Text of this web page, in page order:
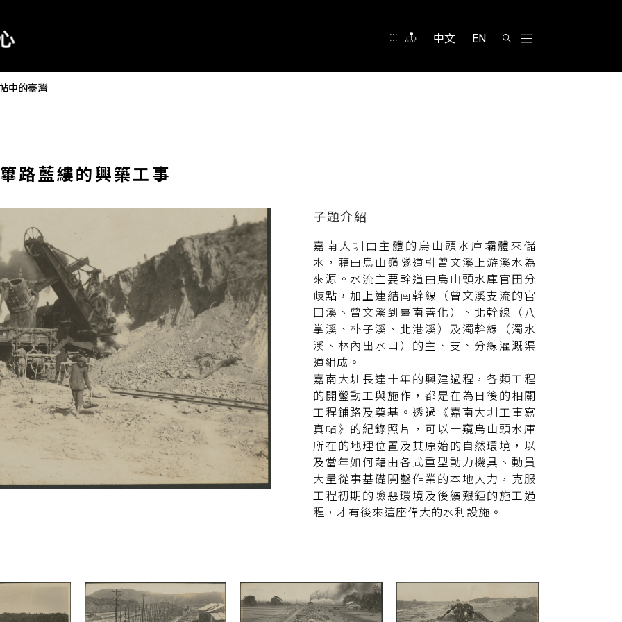
::: 中文 EN
中的臺灣
路藍縷的興築工事
嘉南大圳由主體的烏山頭水庫壩體來儲
水，藉由烏山嶺隧道引曾文溪上游溪水為
來源。水流主要幹道由烏山頭水庫官田分
歧點，加上連結南幹線（曾文溪支流的官
田溪、曾文溪到臺南善化）、北幹線（八
掌溪、朴子溪、北港溪）及濁幹線（濁水
溪、林內出水口）的主、支、分線灌溉渠
道組成。
嘉南大圳長達十年的興建過程，各類工程
的開鑿動工與施作，都是在為日後的相關
工程鋪路及奠基。透過《嘉南大圳工事寫
真帖》的紀錄照片，可以一窺烏山頭水庫
所在的地理位置及其原始的自然環境，以
及當年如何藉由各式重型動力機具、動員
大量從事基礎開鑿作業的本地人力，克服
工程初期的險惡環境及後續艱鉅的施工過
程，才有後來這座偉大的水利設施。